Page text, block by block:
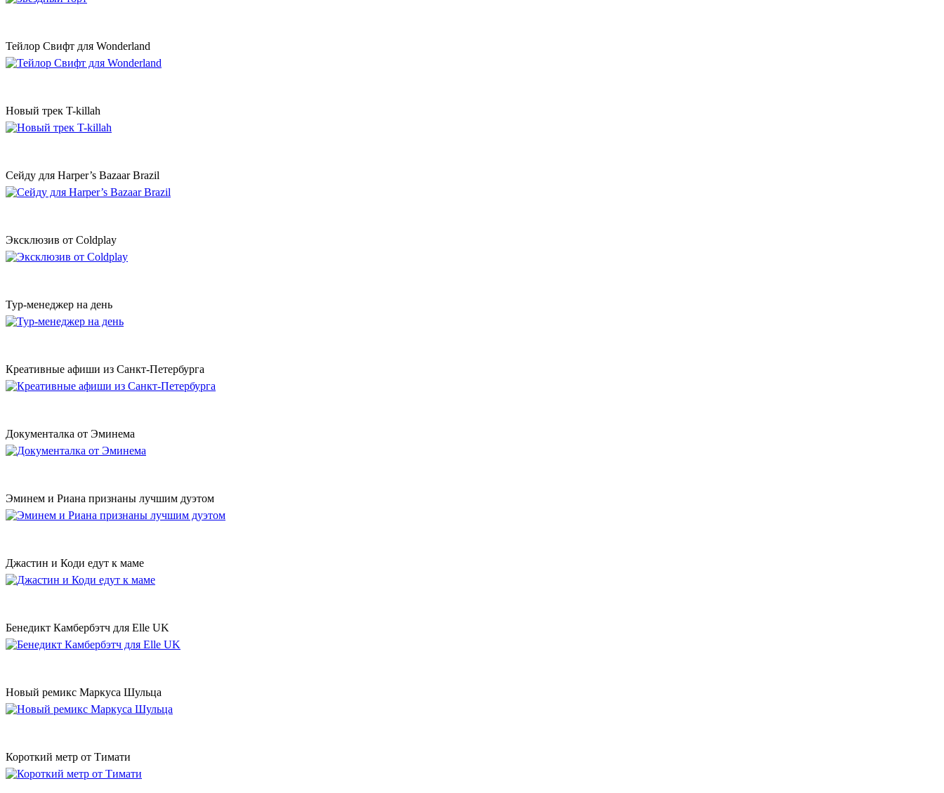
Тейлор Свифт для Wonderland
Новый трек T-killah
Сейду для Harper’s Bazaar Brazil
Эксклюзив от Coldplay
Тур-менеджер на день
Креативные афиши из Санкт-Петербурга
Документалка от Эминема
Эминем и Риана признаны лучшим дуэтом
Джастин и Коди едут к маме
Бенедикт Камбербэтч для Elle UK
Новый ремикс Маркуса Шульца
Короткий метр от Тимати